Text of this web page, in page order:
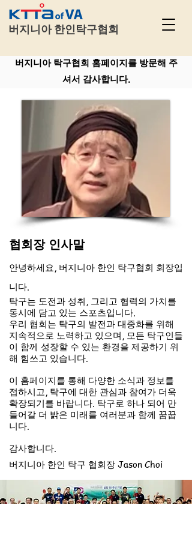
버지니아 한인탁구협회
버지니아 탁구협회 홈페이지를 방문해 주
셔서 감사합니다.
협회장 인사말
안녕하세요, 버지니아 한인 탁구협회 회장입
니다.
탁구는 도전과 성취, 그리고 협력의 가치를
동시에 담고 있는 스포츠입니다.
우리 협회는 탁구의 발전과 대중화를 위해
지속적으로 노력하고 있으며, 모든 탁구인들
이 함께 성장할 수 있는 환경을 제공하기 위
해 힘쓰고 있습니다.
이 홈페이지를 통해 다양한 소식과 정보를
접하시고, 탁구에 대한 관심과 참여가 더욱
확장되기를 바랍니다. 탁구로 하나 되어 만
들어갈 더 밝은 미래를 여러분과 함께 꿈꿉
니다.
감사합니다.
​버지니아 한인 탁구 협회장 Jason Choi​